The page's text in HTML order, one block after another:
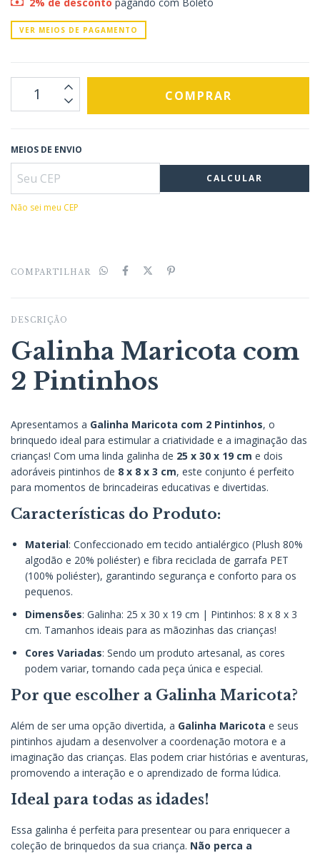
VER MEIOS DE PAGAMENTO
MEIOS DE ENVIO
CALCULAR
Não sei meu CEP
COMPARTILHAR
DESCRIÇÃO
Galinha Maricota com
2 Pintinhos
Apresentamos a Galinha Maricota com 2 Pintinhos, o
brinquedo ideal para estimular a criatividade e a imaginação das
crianças! Com uma linda galinha de 25 x 30 x 19 cm e dois
adoráveis pintinhos de 8 x 8 x 3 cm, este conjunto é perfeito
para momentos de brincadeiras educativas e divertidas.
Características do Produto:
Material: Confeccionado em tecido antialérgico (Plush 80%
algodão e 20% poliéster) e fibra reciclada de garrafa PET
(100% poliéster), garantindo segurança e conforto para os
pequenos.
Dimensões: Galinha: 25 x 30 x 19 cm | Pintinhos: 8 x 8 x 3
cm. Tamanhos ideais para as mãozinhas das crianças!
Cores Variadas: Sendo um produto artesanal, as cores
podem variar, tornando cada peça única e especial.
Por que escolher a Galinha Maricota?
Além de ser uma opção divertida, a Galinha Maricota e seus
pintinhos ajudam a desenvolver a coordenação motora e a
imaginação das crianças. Elas podem criar histórias e aventuras,
promovendo a interação e o aprendizado de forma lúdica.
Ideal para todas as idades!
Essa galinha é perfeita para presentear ou para enriquecer a
coleção de brinquedos da sua criança. Não perca a